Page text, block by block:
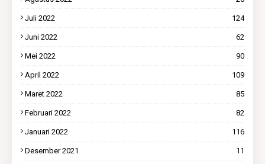
Juli 2022 124
Juni 2022 62
Mei 2022 90
April 2022 109
Maret 2022 85
Februari 2022 82
Januari 2022 116
Desember 2021 11